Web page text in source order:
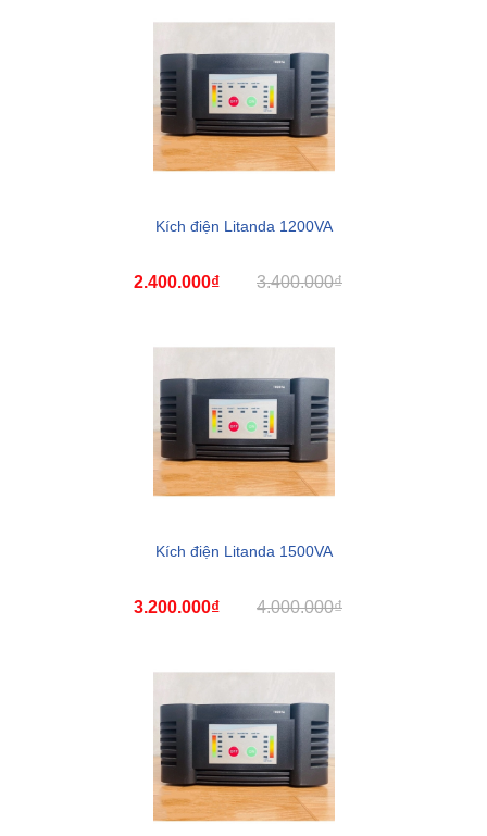
Kích điện Litanda 1200VA
2.400.000₫ 3.400.000₫
Kích điện Litanda 1500VA
3.200.000₫ 4.000.000₫